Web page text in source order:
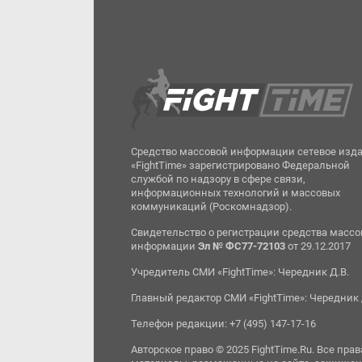
Средство массовой информации сетевое
«FightTime» зарегистрировано Федеральной
службой по надзору в сфере связи,
информационных технологий и массовых
коммуникаций (Роскомнадзор).
Свидетельство о регистрации средства
информацииЭл № ФС77-72103 от 29.12.2017
Учредитель СМИ «FightTime»: Чередник Д.В.
Главный редактор СМИ «FightTime»: Чередник
Телефон редакции: +7 (495) 147-17-16
Авторское право © 2025 FightTime.Ru. Все